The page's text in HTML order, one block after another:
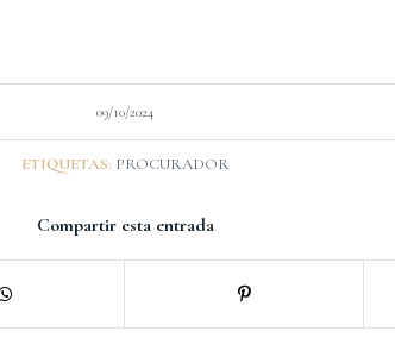
09/10/2024
ETIQUETAS: PROCURADOR
Compartir esta entrada